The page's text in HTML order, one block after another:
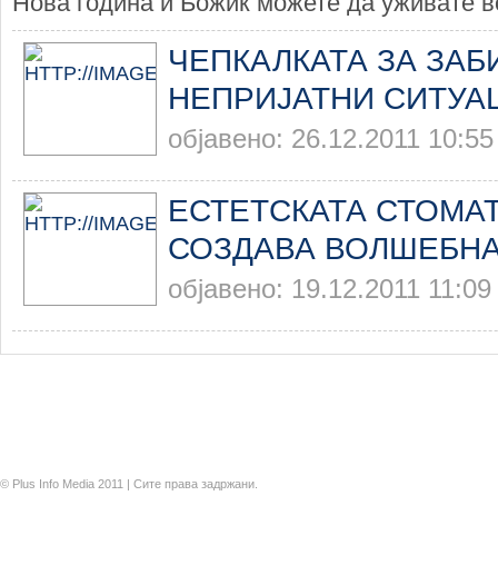
ЧЕПКАЛКАТА ЗА
НЕПРИЈАТНИ
објавено: 26.12.2011 10:55
ЕСТЕТСКАТА
СОЗДАВА
објавено: 19.12.2011 11:09
© Plus Info Media 2011 | Сите права задржани.